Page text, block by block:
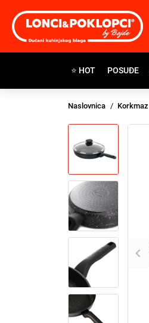
⭐ HOT POSUĐE
Naslovnica Korkmaz